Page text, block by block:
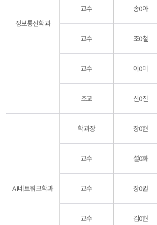
정보통신학과
교수 송0아
교수 조0철
교수 이0미
조교 신0진
AI네트워크학과
학과장 장0현
교수 설0화
교수 장0권
교수 김0현